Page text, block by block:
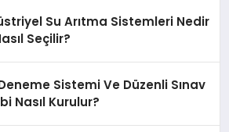
Su Arıtma Sistemleri Nedir
Seçilir?
Sistemi Ve Düzenli Sınav
Nasıl Kurulur?